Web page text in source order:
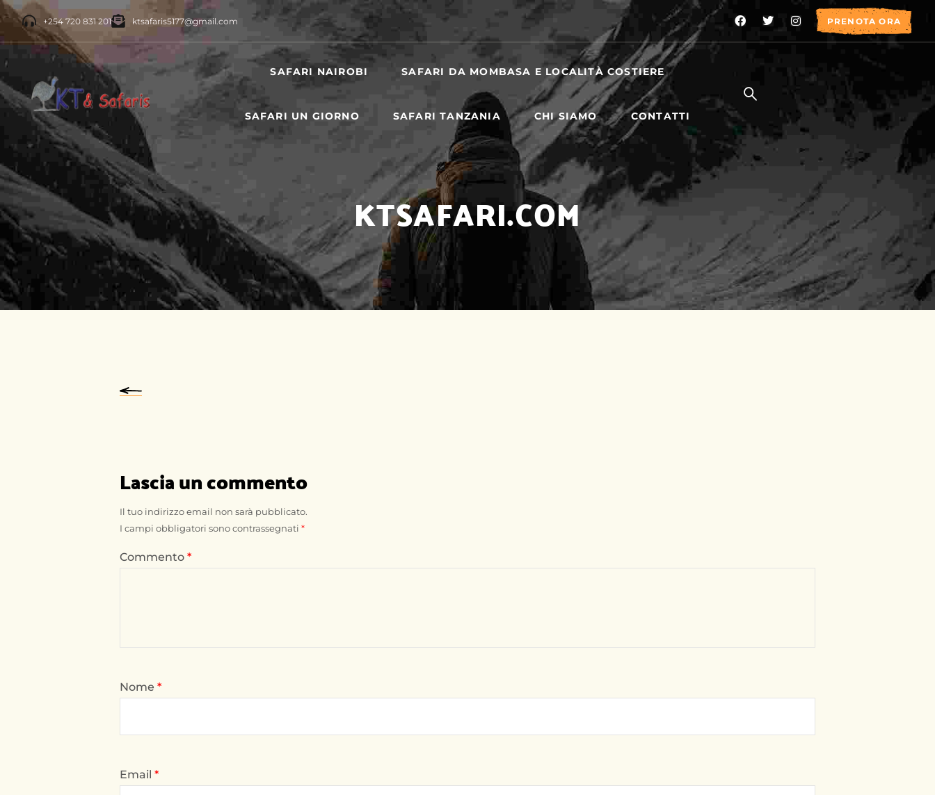
+254 720 831 201 ktsafaris5177@gmail.com PRENOTA ORA
SAFARI NAIROBI SAFARI DA MOMBASA E LOCALITÀ COSTIERE
SAFARI UN GIORNO SAFARI TANZANIA CHI SIAMO CONTATTI
KTSAFARI.COM
Lascia un commento
Il tuo indirizzo email non sarà pubblicato.
I campi obbligatori sono contrassegnati *
Commento *
Nome *
Email *